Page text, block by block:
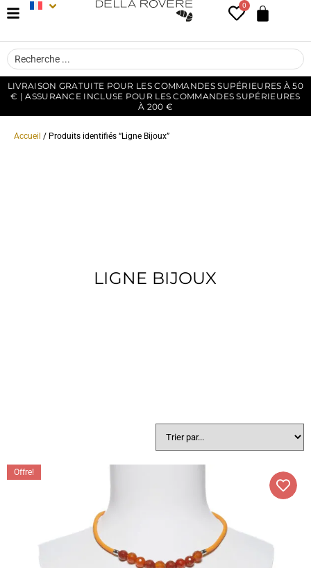
0
LIVRAISON GRATUITE POUR LES COMMANDES SUPÉRIEURES À 50
€ | ASSURANCE INCLUSE POUR LES COMMANDES SUPÉRIEURES
À 200 €
Accueil / Produits identifiés “Ligne Bijoux”
LIGNE BIJOUX
Offre!